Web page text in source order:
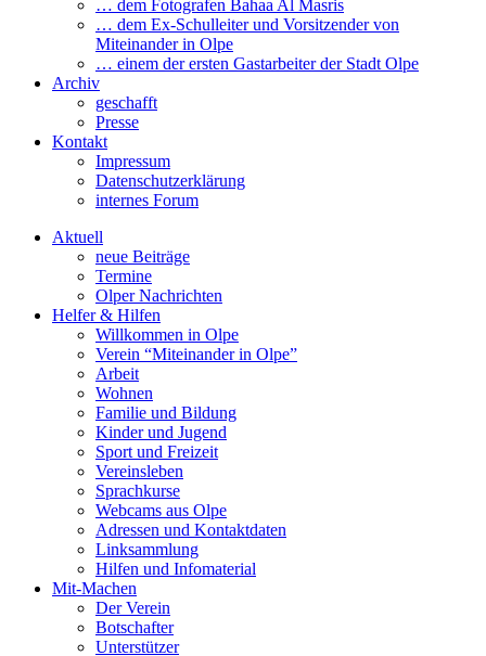
… dem Fotografen Bahaa Al Masris
… dem Ex-Schulleiter und Vorsitzender von
Miteinander in Olpe
… einem der ersten Gastarbeiter der Stadt Olpe
Archiv
geschafft
Presse
Kontakt
Impressum
Datenschutzerklärung
internes Forum
Aktuell
neue Beiträge
Termine
Olper Nachrichten
Helfer & Hilfen
Willkommen in Olpe
Verein “Miteinander in Olpe”
Arbeit
Wohnen
Familie und Bildung
Kinder und Jugend
Sport und Freizeit
Vereinsleben
Sprachkurse
Webcams aus Olpe
Adressen und Kontaktdaten
Linksammlung
Hilfen und Infomaterial
Mit-Machen
Der Verein
Botschafter
Unterstützer